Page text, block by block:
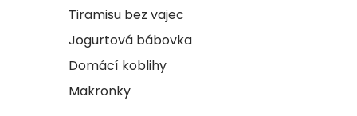
Tiramisu bez vajec
Jogurtová bábovka
Domácí koblihy
Makronky